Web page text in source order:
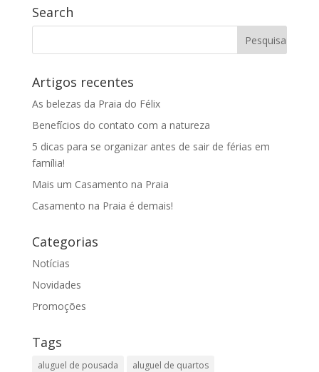
Search
Artigos recentes
As belezas da Praia do Félix
Benefícios do contato com a natureza
5 dicas para se organizar antes de sair de férias em
família!
Mais um Casamento na Praia
Casamento na Praia é demais!
Categorias
Notícias
Novidades
Promoções
Tags
aluguel de pousada
aluguel de quartos